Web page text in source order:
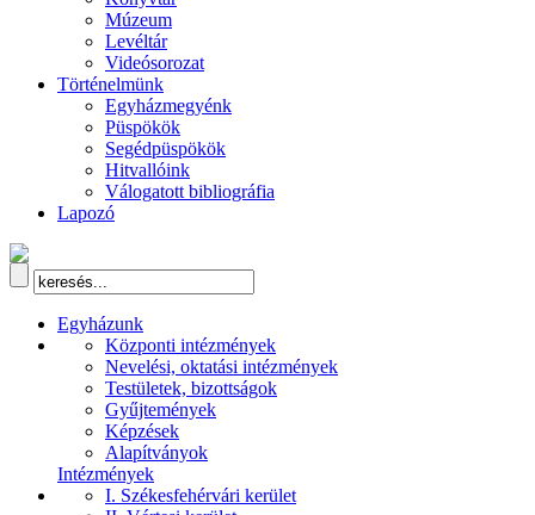
Múzeum
Levéltár
Videósorozat
Történelmünk
Egyházmegyénk
Püspökök
Segédpüspökök
Hitvallóink
Válogatott bibliográfia
Lapozó
Egyházunk
Központi intézmények
Nevelési, oktatási intézmények
Testületek, bizottságok
Gyűjtemények
Képzések
Alapítványok
Intézmények
I. Székesfehérvári kerület